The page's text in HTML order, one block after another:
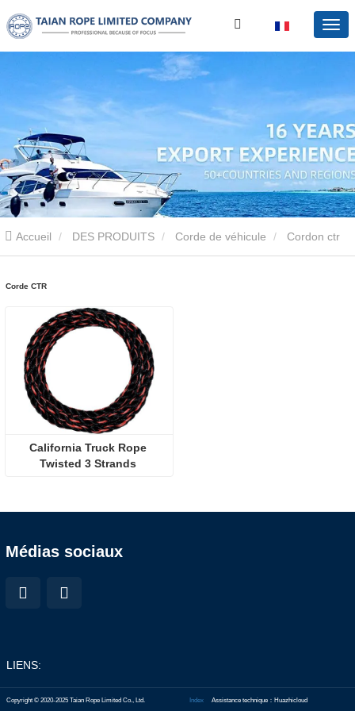
Accueil DES PRODUITS Corde de véhicule Cordon ctr
Corde CTR
California Truck Rope
Twisted 3 Strands
cargaison de camions
Médias sociaux
LIENS:
Copyright © 2020-2025 Taian Rope Limited Co., Ltd. Assistance technique：Huazhicloud
Index